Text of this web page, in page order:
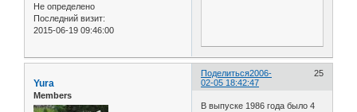
Не определено
Последний визит:
2015-06-19 09:46:00
Поделиться 25
2006-
02-05 18:42:47
Yura
Members
В выпуске 1986 года было 4